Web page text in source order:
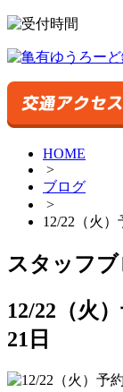
HOME
>
ブログ
>
12/22（火）
スタッフ
12/22（火
21日